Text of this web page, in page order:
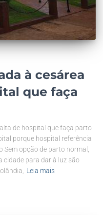
à cesárea
que faça
de hospital que faça parto
porque hospital referência
Sem opção de parto normal,
cidade para dar à luz são
Leia mais